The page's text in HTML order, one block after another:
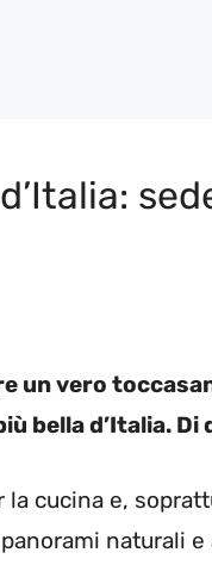
un vero
bella d’Italia.
la cucina e,
naturali